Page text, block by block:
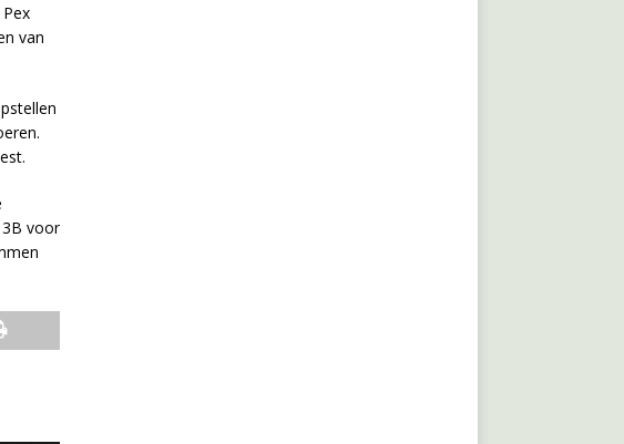
van
voor